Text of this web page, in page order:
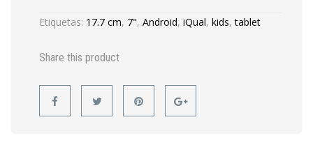
Etiquetas: 17.7 cm, 7", Android, iQual, kids,tablet
Share this product